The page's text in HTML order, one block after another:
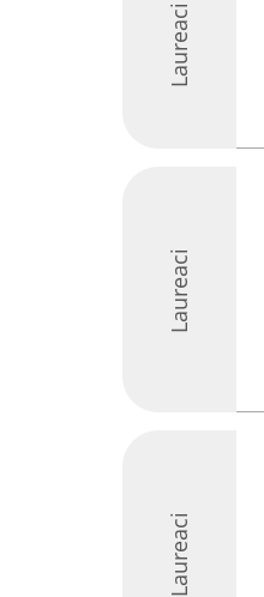
Laureaci
Laureaci
Laureaci